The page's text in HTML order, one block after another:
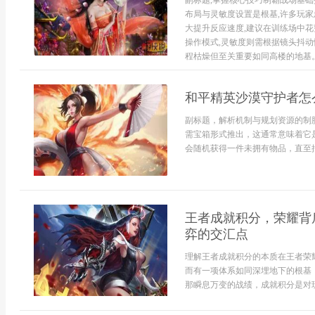
布局与灵敏度设置是根基,许多玩
大提升反应速度,建议在训练场中
操作模式,灵敏度则需根据镜头抖
程枯燥但至关重要如同高楼的地基
和平精英沙漠守护者
副标题，解析机制与规划资源的
需宝箱形式推出，这通常意味着
会随机获得一件未拥有物品，直
王者成就积分，荣耀
弈的交汇点
理解王者成就积分的本质在王者
而有一项体系如同深埋地下的根
那瞬息万变的战绩，成就积分是